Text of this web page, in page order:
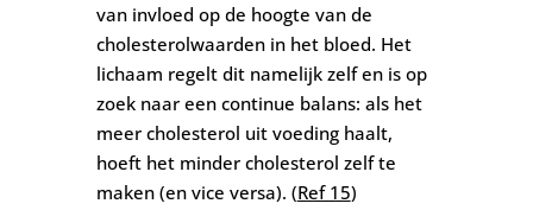
van invloed op de hoogte van de
cholesterolwaarden in het bloed. Het
lichaam regelt dit namelijk zelf en is op
zoek naar een continue balans: als het
meer cholesterol uit voeding haalt,
hoeft het minder cholesterol zelf te
maken (en vice versa). (Ref 15)